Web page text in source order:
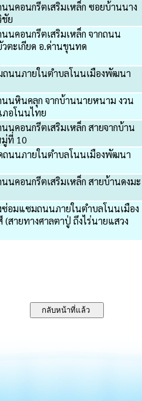
นนคอนกรีตเสริมเหล็ก ซอยบ้านนาง
ย
นนคอนกรีตเสริมเหล็ก จากถนน
ตะเกียด อ.ด่านขุนทด
ถนนภายในตำบลโนนเมืองพัฒนา
นนหินคลุก จากบ้านนายหนาม งวน
ภอโนนไทย
นคอนกรีตเสริมเหล็ก สายจากบ้าน
ที่ 10
ถนนภายในตำบลโนนเมืองพัฒนา
นนคอนกรีตเสริมเหล็ก สายบ้านดงมะ
ซ่อมแซมถนนภายในตำบลโนนเมือง
สายทางศาลตาปู่ ถึงไร่นายแสวง